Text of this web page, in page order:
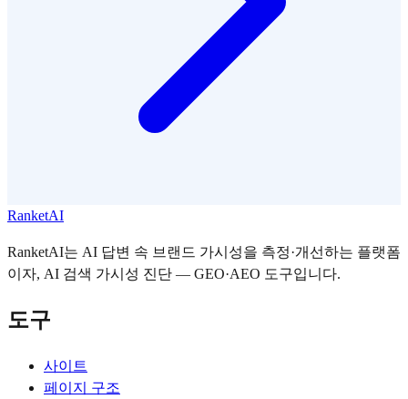
RanketAI
RanketAI는 AI 답변 속 브랜드 가시성을 측정·개선하는 플랫폼
이자, AI 검색 가시성 진단 — GEO·AEO 도구입니다.
도구
사이트
페이지 구조